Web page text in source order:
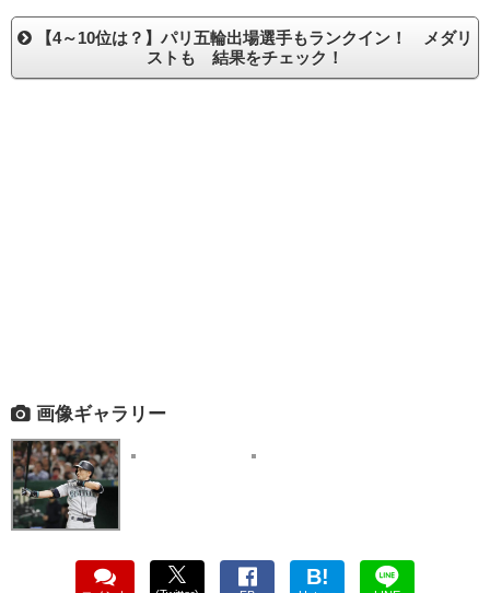
【4～10位は？】パリ五輪出場選手もランクイン！ メダリ
ストも 結果をチェック！
画像ギャラリー
B!